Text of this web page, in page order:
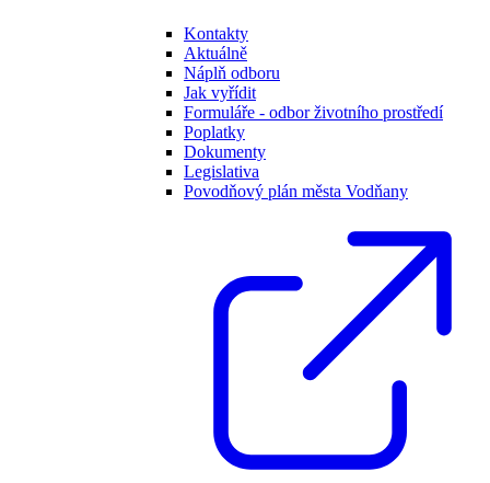
Kontakty
Aktuálně
Náplň odboru
Jak vyřídit
Formuláře - odbor životního prostředí
Poplatky
Dokumenty
Legislativa
Povodňový plán města Vodňany